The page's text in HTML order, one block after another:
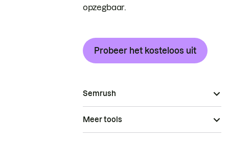
opzegbaar.
Probeer het kosteloos uit
Semrush
Meer tools